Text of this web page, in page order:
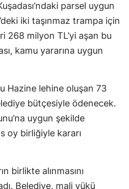
parsel uygun
iki taşınmaz trampa için
268 milyon TL’yi aşan bu
kamu yararına uygun
Hazine lehine oluşan 73
bütçesiyle ödenecek.
uygun şekilde
oy birliğiyle kararı
birlikte alınmasını
Belediye, mali yükü